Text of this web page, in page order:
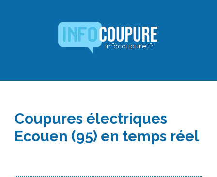
Coupures électriques
Ecouen (95) en temps réel